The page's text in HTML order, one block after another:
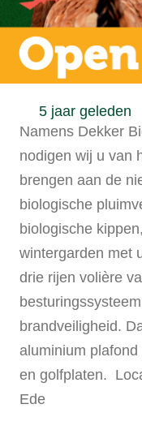
5 jaar geleden
Namens Dekker
nodigen wij u van
brengen aan de
biologische
biologische
wintergarden met
drie rijen volière
brandveiligheid.
aluminium plafond
en golfplaten.
Ede